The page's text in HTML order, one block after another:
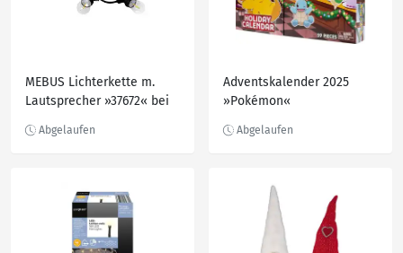
MEBUS Lichterkette m.
Lautsprecher »37672« bei
Adventskalender 2025
»Pokémon«